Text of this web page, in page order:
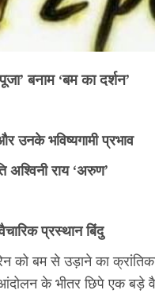
बनाम ‘बम का दर्शन’
उनके भविष्यगामी प्रभाव
अश्विनी राय ‘अरुण’
प्रस्थान बिंदु
को बम से उड़ाने का
के भीतर छिपे एक बड़े